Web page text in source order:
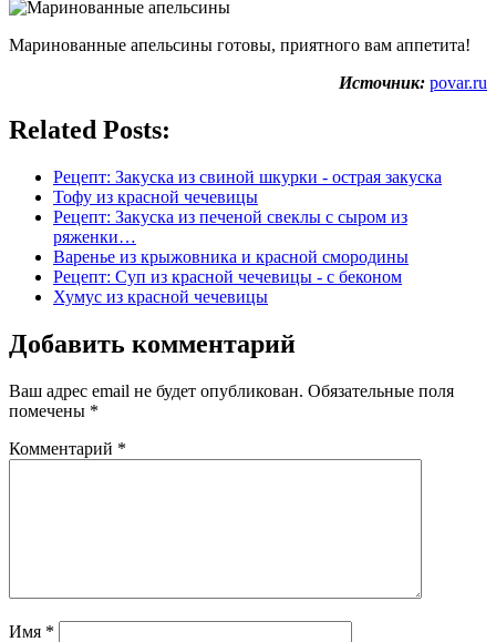
Маринованные апельсины готовы, приятного вам аппетита!
Источник: povar.ru
Related Posts:
Рецепт: Закуска из свиной шкурки - острая закуска
Тофу из красной чечевицы
Рецепт: Закуска из печеной свеклы с сыром из
ряженки…
Варенье из крыжовника и красной смородины
Рецепт: Суп из красной чечевицы - с беконом
Хумус из красной чечевицы
Добавить комментарий
Ваш адрес email не будет опубликован. Обязательные поля
помечены *
Комментарий *
Имя *